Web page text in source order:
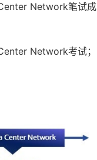
Network笔试成
Network考试；